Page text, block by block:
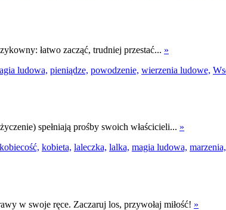
łatwo zacząć, trudniej przestać... »
ludowa, pieniądze, powodzenie, wierzenia ludowe,
spełniają prośby swoich właścicieli... »
kobiecość, kobieta, laleczka, lalka, magia ludowa, marzenia,
w swoje ręce. Zaczaruj los, przywołaj miłość! »